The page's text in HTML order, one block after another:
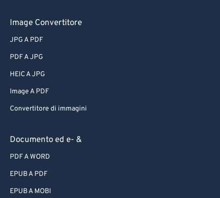
Image Convertitore
JPG A PDF
PDF A JPG
HEIC A JPG
Image A PDF
Convertitore di immagini
Documento ed e- &
PDF A WORD
EPUB A PDF
EPUB A MOBI